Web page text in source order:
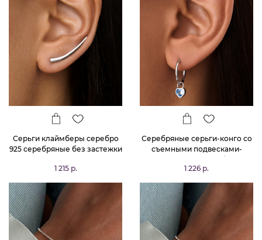
Серьги клаймберы серебро
925 серебряные без застежки
1 215 р.
Серебряные серьги-конго со
съемными подвесками-
фианитами MIESTILO
1 226 р.